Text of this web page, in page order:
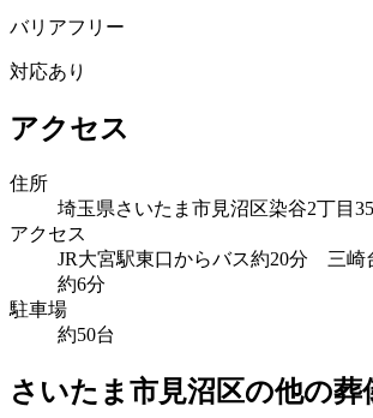
バリアフリー
対応あり
アクセス
住所
埼玉県さいたま市見沼区染谷2丁目
アクセス
JR大宮駅東口からバス約20分 三崎
約6分
駐車場
約50台
さいたま市見沼区の他の葬